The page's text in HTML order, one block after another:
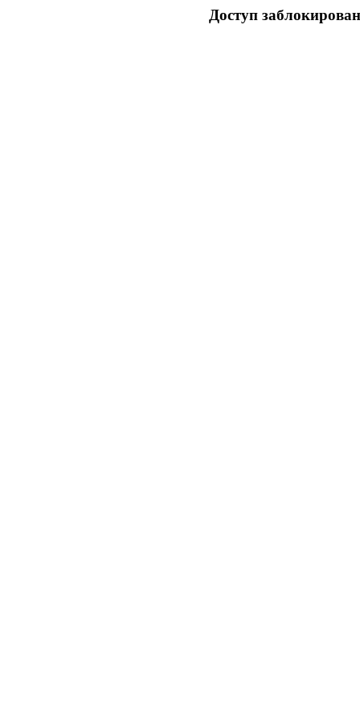
Доступ